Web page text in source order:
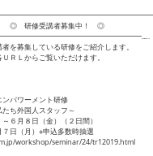
者募集中！ ◎
を募集している研修をご紹介します。
ＲＬからご覧いただけます。
パワーメント研修
ち外国人スタッフ～
月８日（金）（２日間）
（月）※申込多数時抽選
workshop/seminar/24/tr12019.html